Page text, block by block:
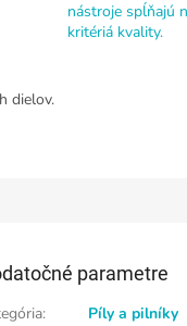
nástroje spĺňajú
kritériá kvality.
dielov.
parametre
:
Píly a pilníky